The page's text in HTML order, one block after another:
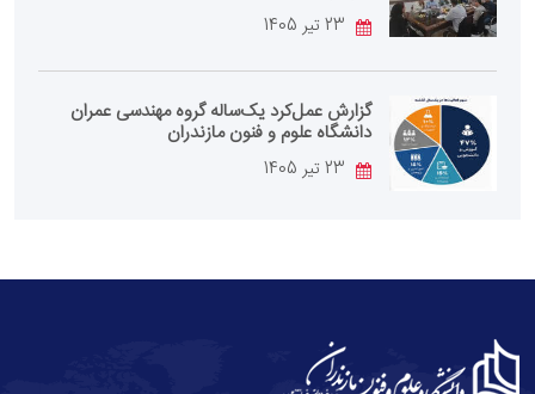
گزارش عمل‌کرد یک‌ساله گروه مهندسی عمران
دانشگاه علوم و فنون مازندران